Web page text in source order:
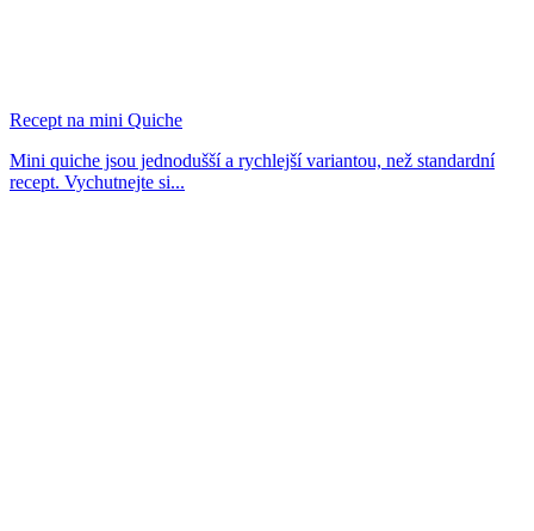
Recept na mini Quiche
Mini quiche jsou jednodušší a rychlejší variantou, než standardní
recept. Vychutnejte si...